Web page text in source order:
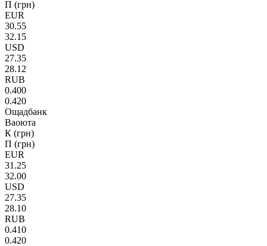
П (грн)
EUR
30.55
32.15
USD
27.35
28.12
RUB
0.400
0.420
Ощадбанк
Ваоюта
К (грн)
П (грн)
EUR
31.25
32.00
USD
27.35
28.10
RUB
0.410
0.420